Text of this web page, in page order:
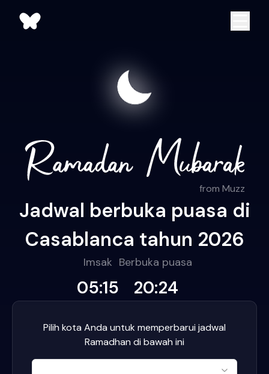
from Muzz
Jadwal berbuka puasa di
Casablanca tahun 2026
Imsak
05:15
Berbuka puasa
20:24
Pilih kota Anda untuk memperbarui jadwal
Ramadhan di bawah ini